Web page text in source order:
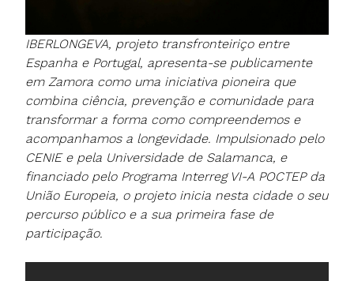
IBERLONGEVA, projeto transfronteiriço entre
Espanha e Portugal, apresenta-se publicamente
em Zamora como uma iniciativa pioneira que
combina ciência, prevenção e comunidade para
transformar a forma como compreendemos e
acompanhamos a longevidade. Impulsionado pelo
CENIE e pela Universidade de Salamanca, e
financiado pelo Programa Interreg VI-A POCTEP da
União Europeia, o projeto inicia nesta cidade o seu
percurso público e a sua primeira fase de
participação.